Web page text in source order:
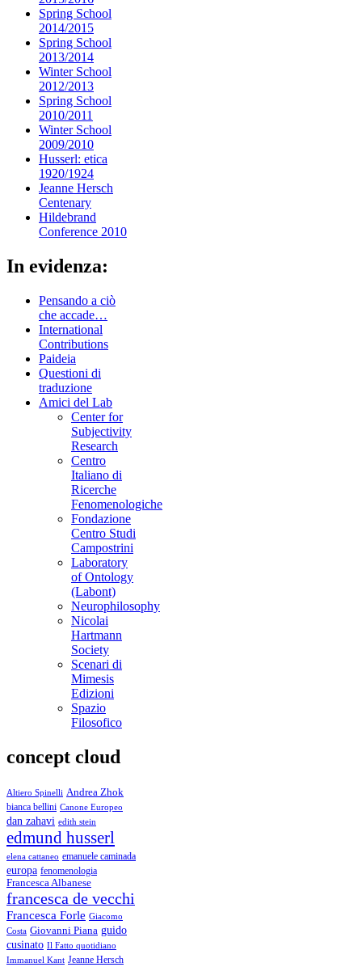
Spring School
2014/2015
Spring School
2013/2014
Winter School
2012/2013
Spring School
2010/2011
Winter School
2009/2010
Husserl: etica
1920/1924
Jeanne Hersch
Centenary
Hildebrand
Conference 2010
In evidenza:
Pensando a ciò
che accade…
International
Contributions
Paideia
Questioni di
traduzione
Amici del Lab
Center for
Subjectivity
Research
Centro
Italiano di
Ricerche
Fenomenologiche
Fondazione
Centro Studi
Campostrini
Laboratory
of Ontology
(Labont)
Neurophilosophy
Nicolai
Hartmann
Society
Scenari di
Mimesis
Edizioni
Spazio
Filosofico
concept cloud
Altiero Spinelli Andrea Zhok
bianca bellini Canone Europeo
dan zahavi edith stein
edmund husserl
elena cattaneo emanuele caminada
europa fenomenologia
Francesca Albanese
francesca de vecchi
Francesca Forle Giacomo
Costa Giovanni Piana guido
cusinato Il Fatto quotidiano
Immanuel Kant Jeanne Hersch